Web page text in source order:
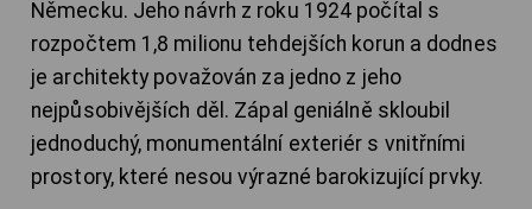
Německu. Jeho návrh z roku 1924 počítal s
rozpočtem 1,8 milionu tehdejších korun a dodnes
je architekty považován za jedno z jeho
nejpůsobivějších děl. Zápal geniálně skloubil
jednoduchý, monumentální exteriér s vnitřními
prostory, které nesou výrazné barokizující prvky.